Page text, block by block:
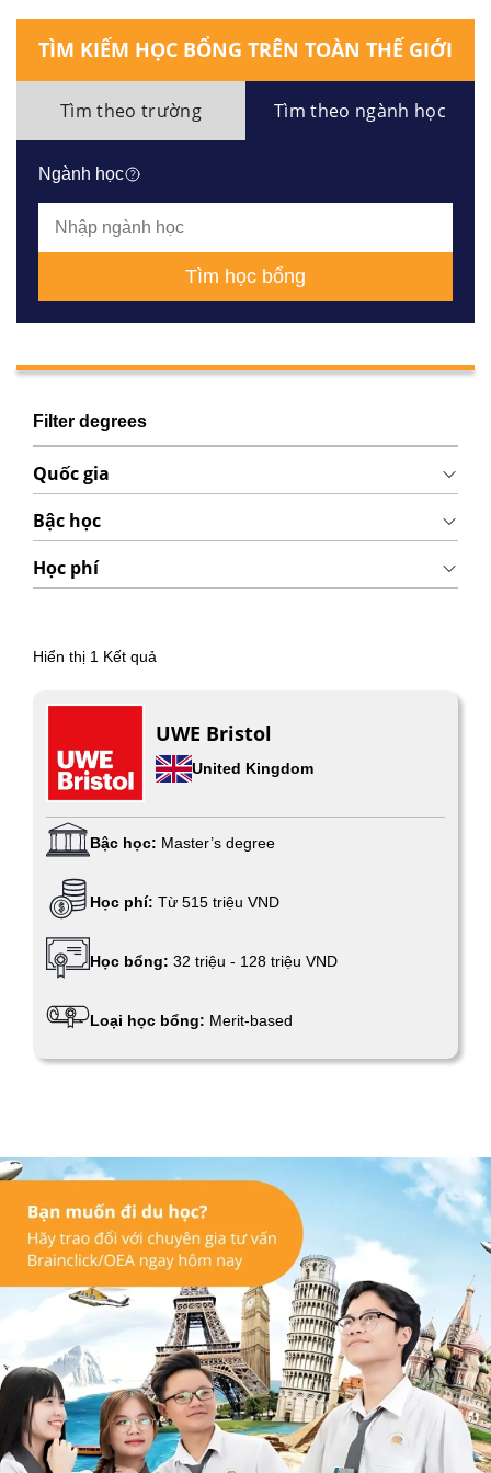
TÌM KIẾM HỌC BỔNG TRÊN TOÀN THẾ GIỚI
Tìm theo trường Tìm theo ngành học
Ngành học
Tìm học bổng
Filter degrees
Quốc gia
Bậc học
Học phí
Hiển thị 1 Kết quả
UWE Bristol
United Kingdom
Bậc học: Master’s degree
Học phí: Từ 515 triệu VND
Học bổng: 32 triệu - 128 triệu VND
Loại học bổng: Merit-based